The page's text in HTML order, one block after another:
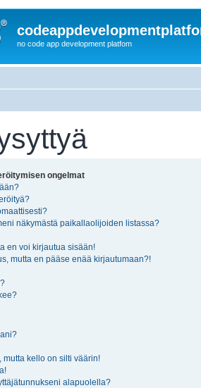
no code app development platfom
ongelmat
näkymästä paikallaolijoiden listassa?
en voi kirjautua sisään!
mutta en pääse enää kirjautumaan?!
kello on silti väärin!
alapuolella?